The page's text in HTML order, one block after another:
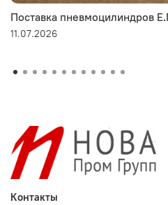
Поставка пневмоцилиндров
11.07.2026
Контакты